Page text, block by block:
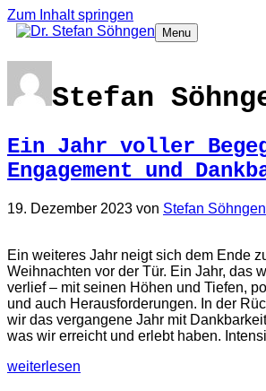
Zum Inhalt springen
Menu
Stefan
Ein Jahr voller
Engagement und
19. Dezember 2023 von Stefan Söhngen
Ein weiteres Jahr neigt sich dem Ende
Weihnachten vor der Tür. Ein Jahr, das
verlief – mit seinen Höhen und Tiefen,
und auch Herausforderungen. In der
wir das vergangene Jahr mit
was wir erreicht und erlebt haben.
weiterlesen